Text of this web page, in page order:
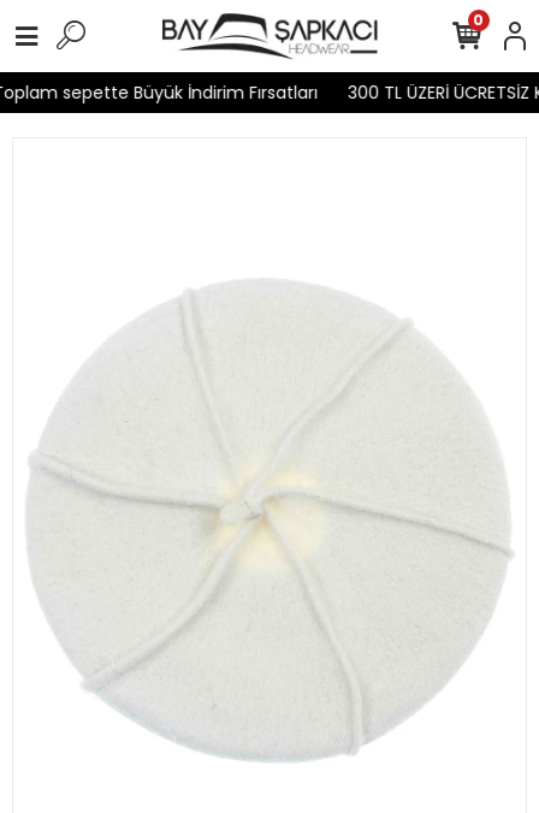
sepette Büyük İndirim Fırsatları 300 TL ÜZERİ ÜCRETSİZ
0